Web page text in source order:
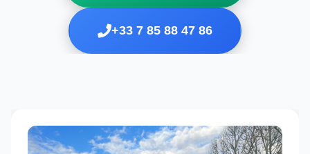
+33 7 85 88 47 86